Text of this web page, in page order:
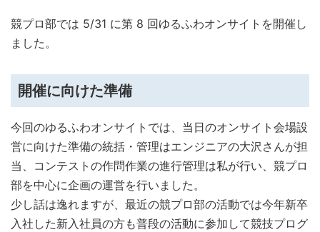
競プロ部では 5/31 に第 8 回ゆるふわオンサイトを開催し
ました。
開催に向けた準備
今回のゆるふわオンサイトでは、当日のオンサイト会場設
営に向けた準備の統括・管理はエンジニアの大沢さんが担
当、コンテストの作問作業の進行管理は私が行い、競プロ
部を中心に企画の運営を行いました。
少し話は逸れますが、最近の競プロ部の活動では今年新卒
入社した新入社員の方も普段の活動に参加して競技プログ